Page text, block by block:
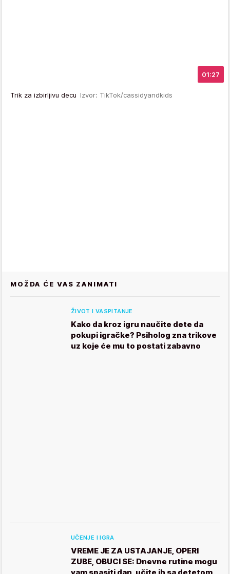
01:27
Trik za izbirljivu decu Izvor: TikTok/cassidyandkids
MOŽDA ĆE VAS ZANIMATI
ŽIVOT I VASPITANJE
Kako da kroz igru naučite dete da
pokupi igračke? Psiholog zna trikove
uz koje će mu to postati zabavno
UČENJE I IGRA
VREME JE ZA USTAJANJE, OPERI
ZUBE, OBUCI SE: Dnevne rutine mogu